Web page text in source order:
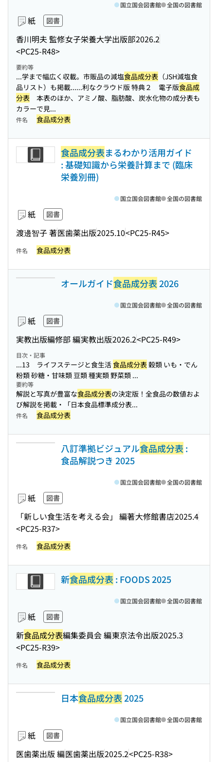
紙 図書
香川明夫 監修女子栄養大学出版部2026.2
<PC25-R48>
国立国会図書館 全国の図書館
要約等
...学まで幅広く収載。市販品の減塩食品成分表 （JSH減塩食
品リスト）も掲載......利なクラウド版 特典２ 電子版食品成
分表 本表のほか、アミノ酸、脂肪酸、炭水化物の成分表も
カラーで見...
件名 食品成分表
食品成分表まるわかり活用ガイド
: 基礎知識から栄養計算まで (臨床
栄養別冊)
紙 図書
渡邊智子 著医歯薬出版2025.10<PC25-R45>
国立国会図書館 全国の図書館
件名 食品成分表
オールガイド食品成分表2026
紙 図書
実教出版編修部 編実教出版2026.2<PC25-R49>
国立国会図書館 全国の図書館
目次・記事
...13 ライフステージと食生活食品成分表 穀類 いも・でん
粉類 砂糖・甘味類 豆類 種実類 野菜類 ...
要約等
解説と写真が豊富な食品成分表の決定版！全食品の数値およ
び解説を掲載・「日本食品標準成分表...
件名 食品成分表
八訂準拠ビジュアル食品成分表 :
食品解説つき 2025
紙 図書
「新しい食生活を考える会」 編著大修館書店2025.4
<PC25-R37>
国立国会図書館 全国の図書館
件名 食品成分表
新食品成分表 : FOODS 2025
紙 図書
新食品成分表編集委員会 編東京法令出版2025.3
<PC25-R39>
国立国会図書館 全国の図書館
件名 食品成分表
日本食品成分表2025
紙 図書
医歯薬出版 編医歯薬出版2025.2<PC25-R38>
国立国会図書館 全国の図書館